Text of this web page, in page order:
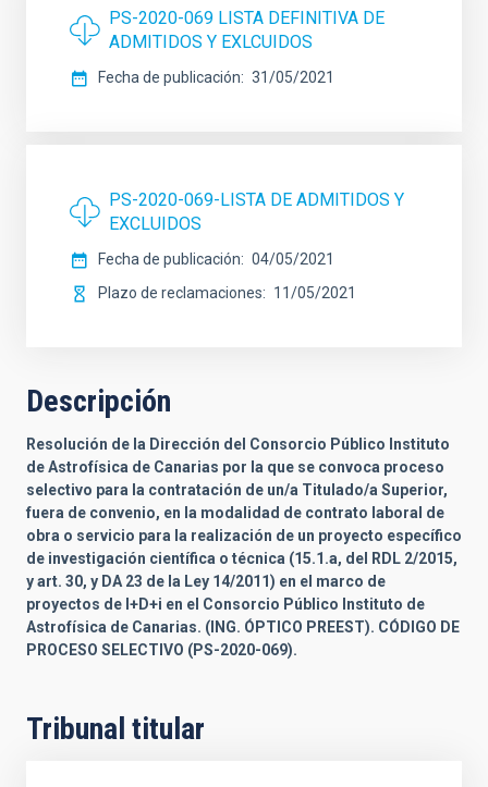
PS-2020-069 LISTA DEFINITIVA DE
ADMITIDOS Y EXLCUIDOS
Fecha de publicación 31/05/2021
PS-2020-069-LISTA DE ADMITIDOS Y
EXCLUIDOS
Fecha de publicación
04/05/2021
Plazo de reclamaciones
11/05/2021
Descripción
Resolución de la Dirección del Consorcio Público Instituto
de Astrofísica de Canarias por la que se convoca proceso
selectivo para la contratación de un/a Titulado/a Superior,
fuera de convenio, en la modalidad de contrato laboral de
obra o servicio para la realización de un proyecto específico
de investigación científica o técnica (15.1.a, del RDL 2/2015,
y art. 30, y DA 23 de la Ley 14/2011) en el marco de
proyectos de I+D+i en el Consorcio Público Instituto de
Astrofísica de Canarias. ( ING. ÓPTICO PREEST). CÓDIGO DE
PROCESO SELECTIVO (PS-2020-069).
Tribunal titular